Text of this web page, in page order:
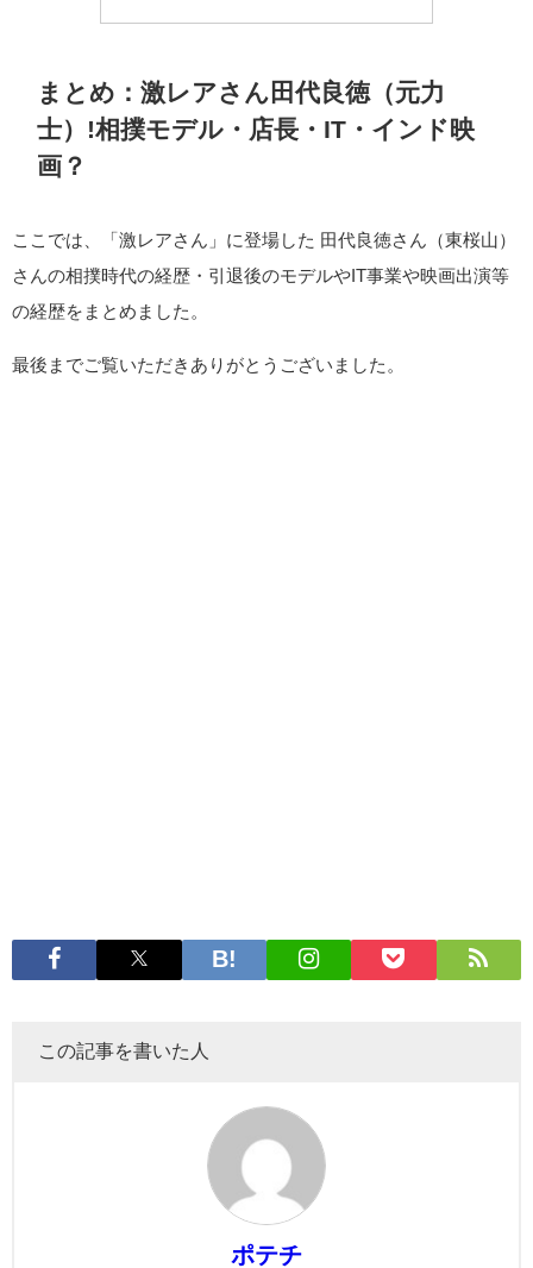
まとめ：激レアさん田代良徳（元力
士）!相撲モデル・店長・IT・インド映
画？
ここでは、「激レアさん」に登場した 田代良徳さん（東桜山）
さんの相撲時代の経歴・引退後のモデルやIT事業や映画出演等
の経歴をまとめました。
最後までご覧いただきありがとうございました。
この記事を書いた人
ポテチ